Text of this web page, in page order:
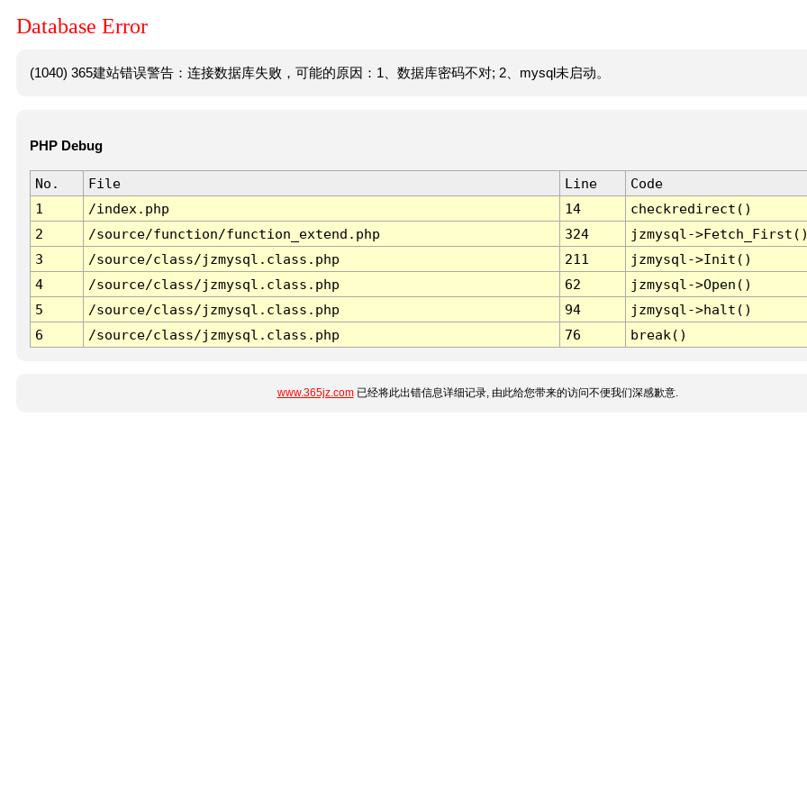
Database Error
(1040) 365建站错误警告：连接数据库失败，可能的原因：1、数据库密码不对; 2、mysql未启动。
PHP Debug
No. File Line
Code
1
/index.php 14
checkredirect()
2
/source/function/function_extend.php 324
jzmysql-
3
/source/class/jzmysql.class.php 211
jzmysql->Init()
4
/source/class/jzmysql.class.php 62
jzmysql->Open()
5
/source/class/jzmysql.class.php 94
jzmysql->halt()
6
/source/class/jzmysql.class.php 76 break()
www.365jz.com已经将此出错信息详细记录, 由此给您带来的访问不便我们深感歉意.